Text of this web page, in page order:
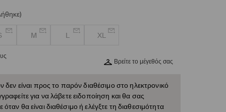
M L XL
Βρείτε το μέγεθός σας
δεν είναι προς το παρόν διαθέσιμο στο ηλεκτρονικό
για να λάβετε ειδοποίηση και θα σας
θα είναι διαθέσιμο ή ελέγξτε τη διαθεσιμότητα